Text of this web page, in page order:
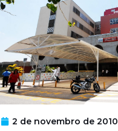
2 de novembro de 2010